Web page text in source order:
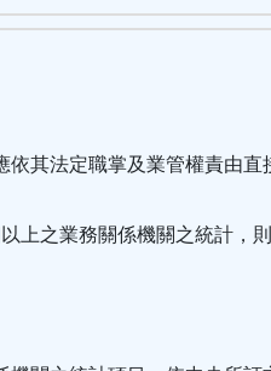
依其法定職掌及業管權責由直
上之業務關係機關之統計，